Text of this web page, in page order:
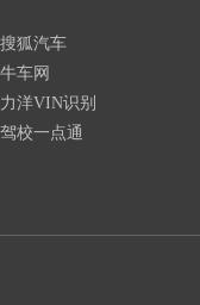
搜狐汽车
牛车网
力洋VIN识别
驾校一点通